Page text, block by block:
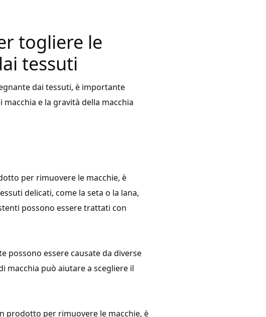
togliere le
tessuti
dai tessuti, è importante
e la gravità della macchia
per rimuovere le macchie, è
delicati, come la seta o la lana,
possono essere trattati con
possono essere causate da diverse
macchia può aiutare a scegliere il
prodotto per rimuovere le macchie, è